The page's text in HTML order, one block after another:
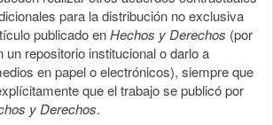
para la distribución no exclusiva
publicado enHechos y Derechos (por
un repositorio institucional o darlo a
en papel o electrónicos), siempre que
que el trabajo se publicó por
y Derechos.